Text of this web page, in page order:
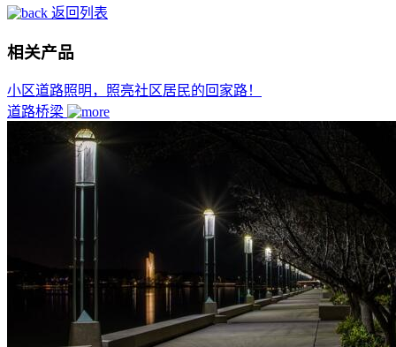
返回列表
相关产品
小区道路照明，照亮社区居民的回家路！
道路桥梁